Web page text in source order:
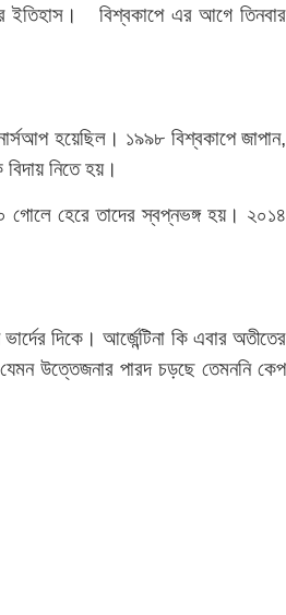
ইতিহাস। বিশ্বকাপে এর আগে তিনবার
হয়েছিল। ১৯৯৮ বিশ্বকাপে জাপান,
বিদায় নিতে হয়।
গোলে হেরে তাদের স্বপ্নভঙ্গ হয়। ২০১৪
দিকে। আর্জেন্টিনা কি এবার অতীতের
উত্তেজনার পারদ চড়ছে তেমননি কেপ